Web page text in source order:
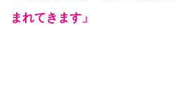
まれてきます」